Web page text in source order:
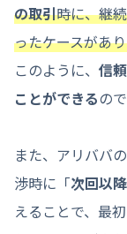
の取引時に、継
ったケースがあ
このように、 信
ことができるので
また、アリババ
渉時に「次回以
えることで、最